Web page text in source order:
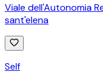
Viale dell'Autonomia
sant'elena
Self